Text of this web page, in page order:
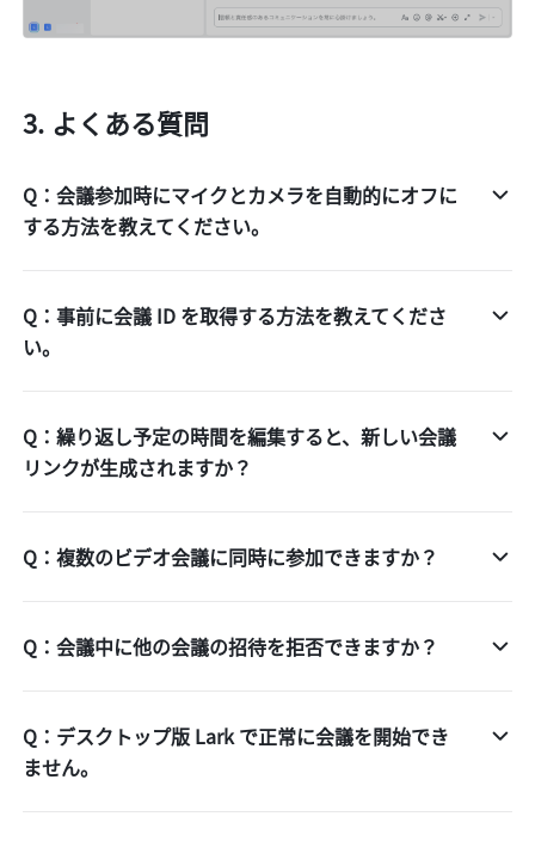
よくある質問
Q：会議参加時にマイクとカメラを自動的にオフに
する方法を教えてください。
Q：事前に会議 ID を取得する方法を教えてくださ
い。
Q：繰り返し予定の時間を編集すると、新しい会議
リンクが生成されますか？
Q：複数のビデオ会議に同時に参加できますか？
Q：会議中に他の会議の招待を拒否できますか？
Q：デスクトップ版 Lark で正常に会議を開始でき
ません。